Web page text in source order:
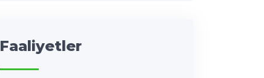
Faaliyetler